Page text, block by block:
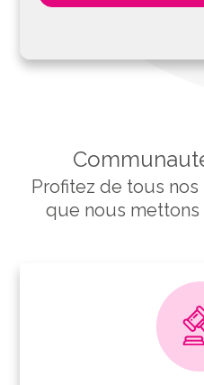
Profitez de tous
que nous